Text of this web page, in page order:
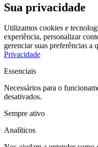
Sua privacidade
Utilizamos cookies e
experiência, personalizar
gerenciar suas preferências a
Privacidade
Essenciais
Necessários para o
desativados.
Sempre ativo
Analíticos